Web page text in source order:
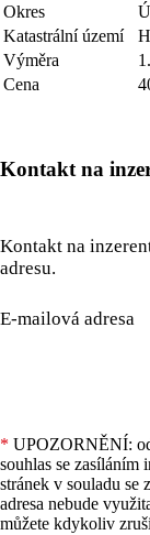
Okres
Katastrální území
Výměra
Cena
Kontakt na
Kontakt na
adresu.
E-mailová adresa
* UPOZORNĚNÍ:
souhlas se zasíláním
stránek v souladu se
adresa nebude
můžete kdykoliv